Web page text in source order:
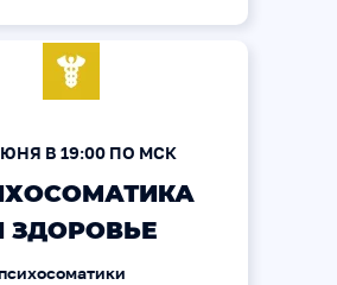
В 19:00 ПО МСК
ЗДОРОВЬЕ